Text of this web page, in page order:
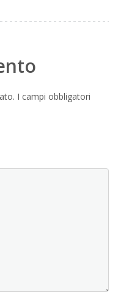
I campi obbligatori